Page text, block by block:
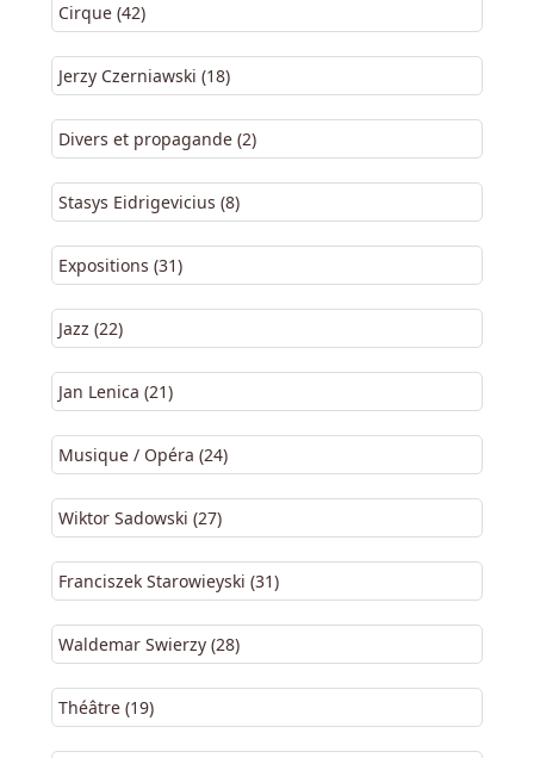
Cirque (42)
Jerzy Czerniawski (18)
Divers et propagande (2)
Stasys Eidrigevicius (8)
Expositions (31)
Jazz (22)
Jan Lenica (21)
Musique / Opéra (24)
Wiktor Sadowski (27)
Franciszek Starowieyski (31)
Waldemar Swierzy (28)
Théâtre (19)